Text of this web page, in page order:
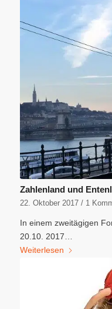
Zahlenland und
22. Oktober 2017 / 1
In einem zweitägigen
20.10. 2017…
Weiterlesen